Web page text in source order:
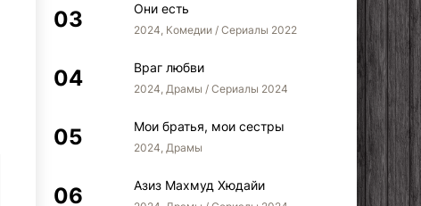
Они есть
2024, Комедии / Сериалы 2022
Враг любви
2024, Драмы / Сериалы 2024
Мои братья, мои сестры
2024, Драмы
Азиз Махмуд Хюдайи